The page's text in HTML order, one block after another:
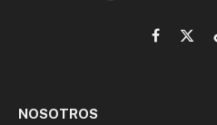
Facebook
X
NOSOTROS